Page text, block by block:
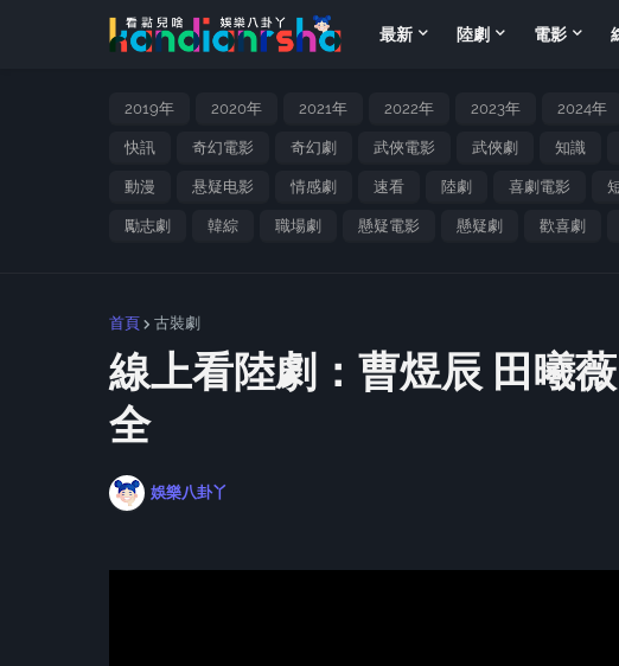
最新 陸劇 電影
2019年 2020年 2021年 2022年 2023年 2024年
快訊 奇幻電影 奇幻劇 武俠電影 武俠劇 知識
動漫 悬疑电影 情感劇 速看 陸劇 喜劇電影
勵志劇 韓綜 職場劇 懸疑電影 懸疑劇 歡喜劇
首頁 古裝劇
線上看陸劇：曹煜辰 田曦
全
娛樂八卦丫